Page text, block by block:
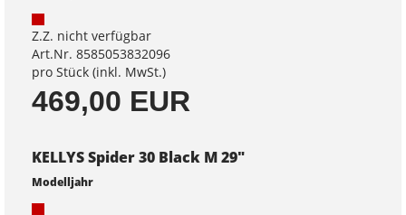
Z.Z. nicht verfügbar
Art.Nr. 8585053832096
pro Stück (inkl. MwSt.)
469,00 EUR
KELLYS Spider 30 Black M 29"
Modelljahr